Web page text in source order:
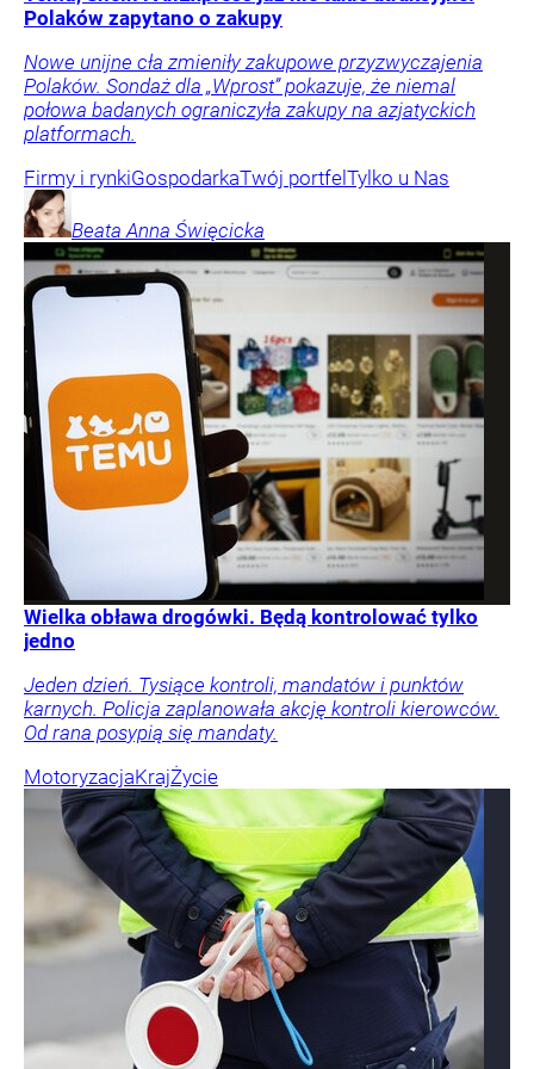
Polaków zapytano o zakupy
Nowe unijne cła zmieniły zakupowe przyzwyczajenia
Polaków. Sondaż dla „Wprost” pokazuje, że niemal
połowa badanych ograniczyła zakupy na azjatyckich
platformach.
Firmy i rynkiGospodarkaTwój portfel Tylko u Nas
Beata Anna Święcicka
Wielka obława drogówki. Będą kontrolować tylko
jedno
Jeden dzień. Tysiące kontroli, mandatów i punktów
karnych. Policja zaplanowała akcję kontroli kierowców.
Od rana posypią się mandaty.
MotoryzacjaKrajŻycie